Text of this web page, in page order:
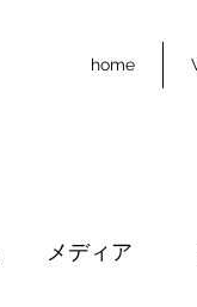
home
メディア